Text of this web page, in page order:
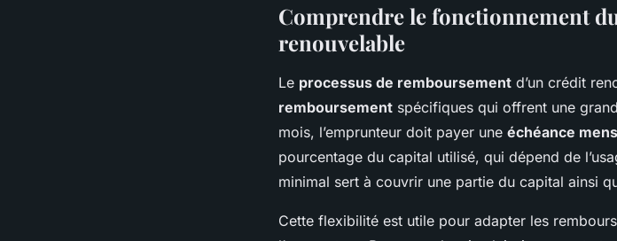
Comprendre le fonctionnement
renouvelable
Le processus de remboursement d’un crédit
remboursement spécifiques qui offrent une
mois, l’emprunteur doit payer une échéance
pourcentage du capital utilisé, qui dépend de
minimal sert à couvrir une partie du capital ainsi
Cette flexibilité est utile pour adapter les